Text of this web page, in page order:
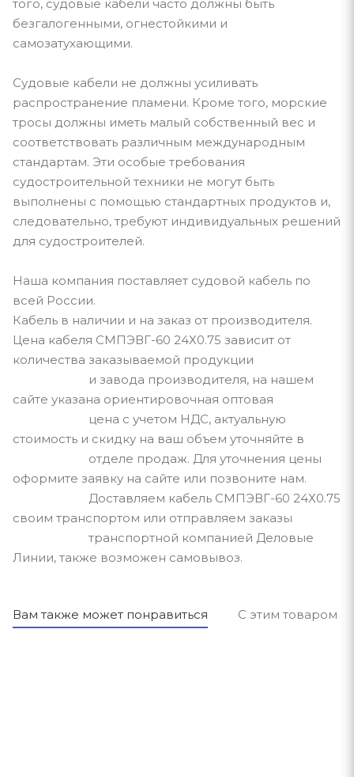
того, судовые кабели часто должны быть
безгалогенными, огнестойкими и
самозатухающими.
Судовые кабели не должны усиливать
распространение пламени. Кроме того, морские
тросы должны иметь малый собственный вес и
соответствовать различным международным
стандартам. Эти особые требования
судостроительной техники не могут быть
выполнены с помощью стандартных продуктов и,
следовательно, требуют индивидуальных решений
для судостроителей.
Наша компания поставляет судовой кабель по
всей России.
Кабель в наличии и на заказ от производителя.
Цена кабеля СМПЭВГ-60 24Х0.75 зависит от
количества заказываемой продукции
и завода производителя, на нашем
сайте указана ориентировочная оптовая
цена с учетом НДС, актуальную
стоимость и скидку на ваш объем уточняйте в
отделе продаж. Для уточнения цены
оформите заявку на сайте или позвоните нам.
Доставляем кабель СМПЭВГ-60 24Х0.75
своим транспортом или отправляем заказы
транспортной компанией Деловые
Линии, также возможен самовывоз.
Вам также может понравиться С этим товаром